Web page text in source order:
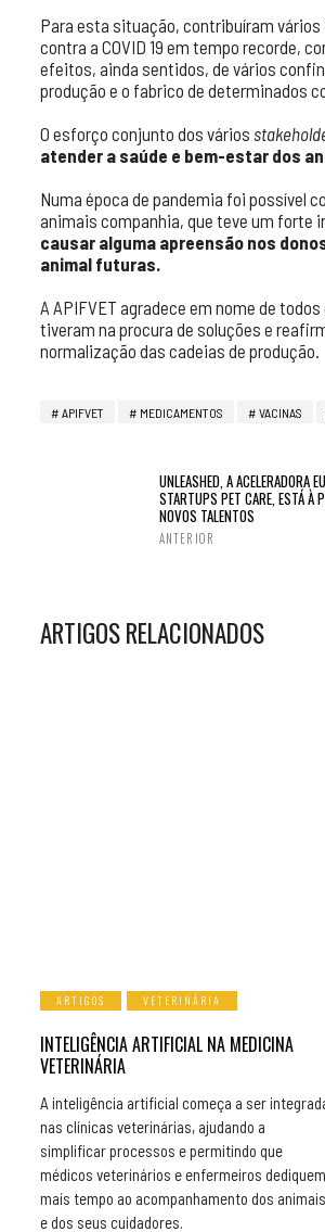
Para esta situação, contribuíram
contra a COVID 19 em tempo recorde,
efeitos, ainda sentidos, de vários
produção e o fabrico de determinados
O esforço conjunto dos vários
atender a saúde e bem-estar dos
Numa época de pandemia foi possível
animais companhia, que teve um forte
causar alguma apreensão nos
animal futuras.
A APIFVET agradece em nome de
tiveram na procura de soluções e
normalização das cadeias de produção.
APIFVET MEDICAMENTOS VACINAS
UNLEASHED, A ACELERADORA
STARTUPS PET CARE, ESTÁ À
NOVOS TALENTOS
ANTERIOR
ARTIGOS RELACIONADOS
ARTIGOS VETERINÁRIA
INTELIGÊNCIA ARTIFICIAL NA MEDICINA
VETERINÁRIA
A inteligência artificial começa a ser
nas clínicas veterinárias, ajudando a
simplificar processos e permitindo que
médicos veterinários e enfermeiros dediquem
mais tempo ao acompanhamento dos animais
e dos seus cuidadores.